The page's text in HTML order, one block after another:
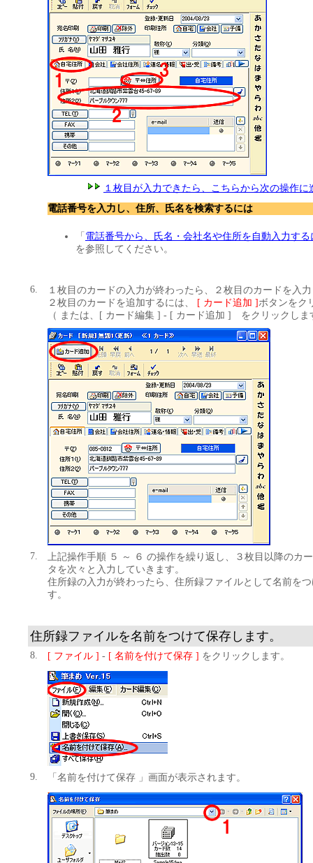
１枚目が入力できたら、こちらから次の操作に
電話番号を入力し、住所、氏名を検索するには
「 電話番号から、氏名・会社名や住所を自動入力する
を参照してください。
6.
１枚目のカードの入力が終わったら、２枚目のカードを入
２枚目のカードを追加するには、
[ カード追加 ]ボタンをク
（ または、[ カード編集 ] - [ カード追加 ] をクリックしま
7.
上記操作手順 ５ ～ ６ の操作を繰り返し、３枚目以降のカ
タを次々と入力していきます。
住所録の入力が終わったら、住所録ファイルとして名前を
す。
住所録ファイルを名前をつけて保存します。
8. [ ファイル ] - [ 名前を付けて保存 ] をクリックします。
9. 「名前を付けて保存 」画面が表示されます。